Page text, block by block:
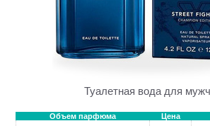
Туалетная вода для
Объем парфюма Цена